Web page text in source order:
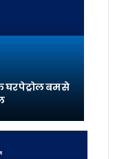
पेट्रोल बम से